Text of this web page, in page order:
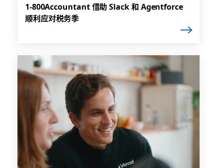
1-800Accountant 借助 Slack 和 Agentforce
顺利应对税务季